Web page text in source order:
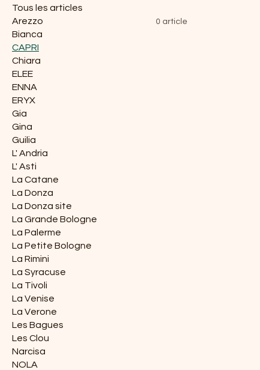
Tous les articles
Arezzo
Bianca
CAPRI
Chiara
ELEE
ENNA
ERYX
Gia
Gina
Guilia
L' Andria
L' Asti
La Catane
La Donza
La Donza site
La Grande Bologne
La Palerme
La Petite Bologne
La Rimini
La Syracuse
La Tivoli
La Venise
La Verone
Les Bagues
Les Clou
Narcisa
NOLA
0 article